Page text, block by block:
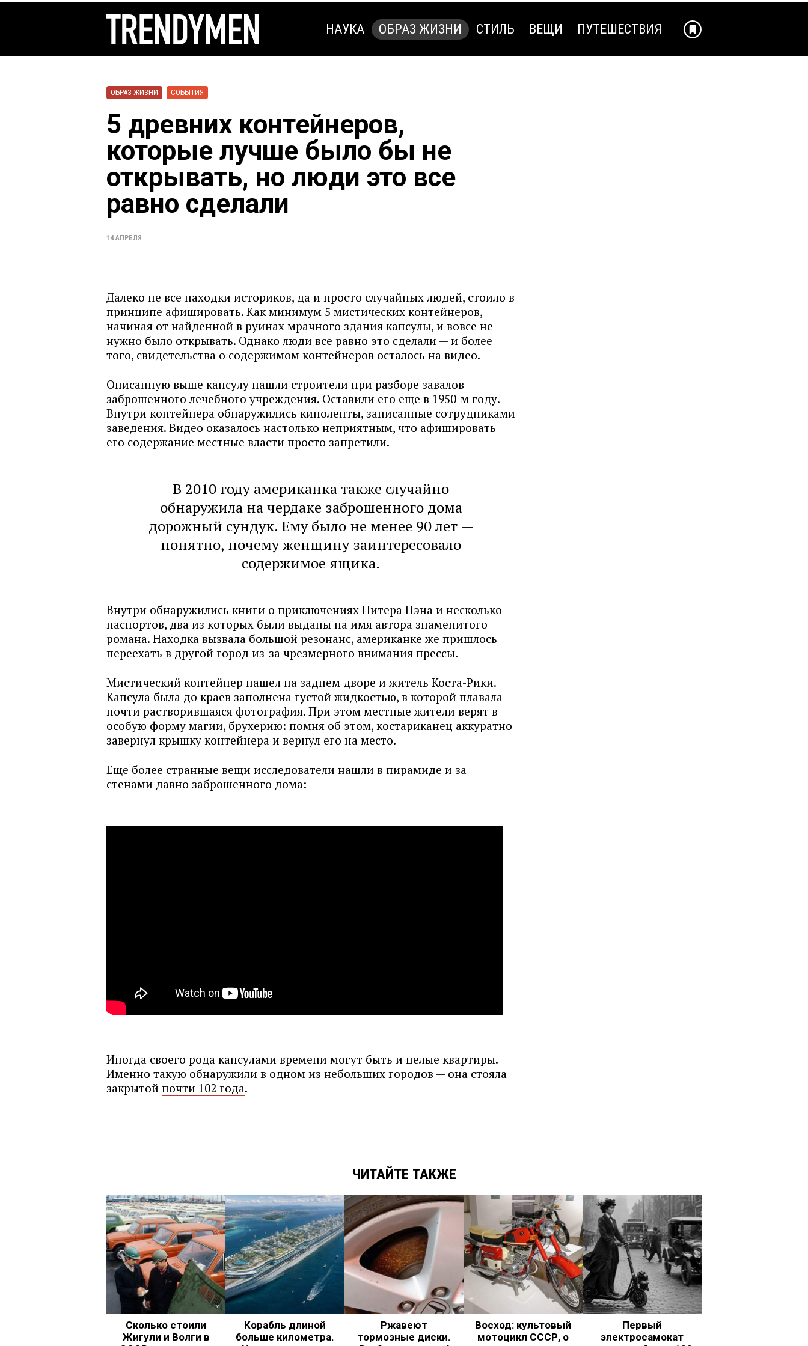
НАУКА ОБРАЗ ЖИЗНИ СТИЛЬ ВЕЩИ ПУТЕШЕСТВИЯ
ОБРАЗ ЖИЗНИ СОБЫТИЯ
5 древних контейнеров,
которые лучше было бы не
открывать, но люди это все
равно сделали
14 АПРЕЛЯ
Далеко не все находки историков, да и просто случайных людей, стоило в
принципе афишировать. Как минимум 5 мистических контейнеров,
начиная от найденной в руинах мрачного здания капсулы, и вовсе не
нужно было открывать. Однако люди все равно это сделали — и более
того, свидетельства о содержимом контейнеров осталось на видео.
Описанную выше капсулу нашли строители при разборе завалов
заброшенного лечебного учреждения. Оставили его еще в 1950-м году.
Внутри контейнера обнаружились киноленты, записанные сотрудниками
заведения. Видео оказалось настолько неприятным, что афишировать
его содержание местные власти просто запретили.
В 2010 году американка также случайно
обнаружила на чердаке заброшенного дома
дорожный сундук. Ему было не менее 90 лет —
понятно, почему женщину заинтересовало
содержимое ящика.
Внутри обнаружились книги о приключениях Питера Пэна и несколько
паспортов, два из которых были выданы на имя автора знаменитого
романа. Находка вызвала большой резонанс, американке же пришлось
переехать в другой город из-за чрезмерного внимания прессы.
Мистический контейнер нашел на заднем дворе и житель Коста-Рики.
Капсула была до краев заполнена густой жидкостью, в которой плавала
почти растворившаяся фотография. При этом местные жители верят в
особую форму магии, брухерию: помня об этом, костариканец аккуратно
завернул крышку контейнера и вернул его на место.
Еще более странные вещи исследователи нашли в пирамиде и за
стенами давно заброшенного дома:
Иногда своего рода капсулами времени могут быть и целые квартиры.
Именно такую обнаружили в одном из небольших городов — она стояла
закрытой почти 102 года.
ЧИТАЙТЕ ТАКЖЕ
Сколько стоили
Жигули и Волги в
Корабль длиной
больше километра.
Ржавеют
тормозные диски.
Восход: культовый
мотоцикл СССР, о
Первый
электросамокат